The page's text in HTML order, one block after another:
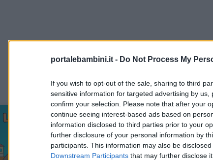
portalebambini.it - Do Not Process My
If you wish to opt-out of the sale, sharing to third
sensitive information for targeted advertising by
confirm your selection. Please note that after your
continue seeing interest-based ads based on
information disclosed to third parties prior to your
further disclosure of your personal information by
participants. This information may also be
Downstream Participants that may further disclose